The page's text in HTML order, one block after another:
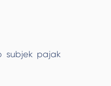
subjek pajak